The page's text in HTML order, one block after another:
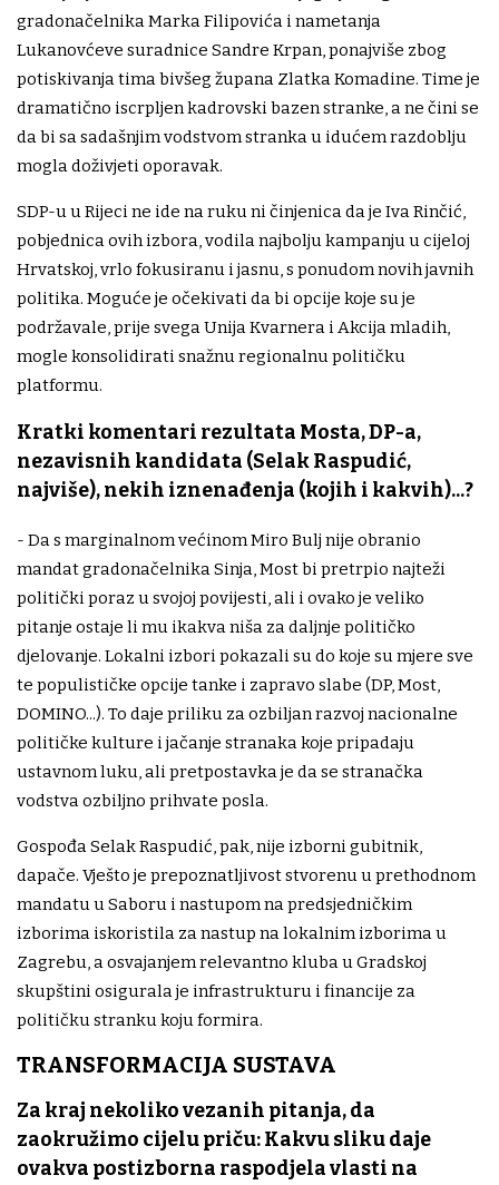
gradonačelnika Marka Filipovića i nametanja
Lukanovćeve suradnice Sandre Krpan, ponajviše zbog
potiskivanja tima bivšeg župana Zlatka Komadine. Time je
dramatično iscrpljen kadrovski bazen stranke, a ne čini se
da bi sa sadašnjim vodstvom stranka u idućem razdoblju
mogla doživjeti oporavak.
SDP-u u Rijeci ne ide na ruku ni činjenica da je Iva Rinčić,
pobjednica ovih izbora, vodila najbolju kampanju u cijeloj
Hrvatskoj, vrlo fokusiranu i jasnu, s ponudom novih javnih
politika. Moguće je očekivati da bi opcije koje su je
podržavale, prije svega Unija Kvarnera i Akcija mladih,
mogle konsolidirati snažnu regionalnu političku
platformu.
Kratki komentari rezultata Mosta, DP-a,
nezavisnih kandidata (Selak Raspudić,
najviše), nekih iznenađenja (kojih i kakvih)...?
- Da s marginalnom većinom Miro Bulj nije obranio
mandat gradonačelnika Sinja, Most bi pretrpio najteži
politički poraz u svojoj povijesti, ali i ovako je veliko
pitanje ostaje li mu ikakva niša za daljnje političko
djelovanje. Lokalni izbori pokazali su do koje su mjere sve
te populističke opcije tanke i zapravo slabe (DP, Most,
DOMINO...). To daje priliku za ozbiljan razvoj nacionalne
političke kulture i jačanje stranaka koje pripadaju
ustavnom luku, ali pretpostavka je da se stranačka
vodstva ozbiljno prihvate posla.
Gospođa Selak Raspudić, pak, nije izborni gubitnik,
dapače. Vješto je prepoznatljivost stvorenu u prethodnom
mandatu u Saboru i nastupom na predsjedničkim
izborima iskoristila za nastup na lokalnim izborima u
Zagrebu, a osvajanjem relevantno kluba u Gradskoj
skupštini osigurala je infrastrukturu i financije za
političku stranku koju formira.
TRANSFORMACIJA SUSTAVA
Za kraj nekoliko vezanih pitanja, da
zaokružimo cijelu priču: Kakvu sliku daje
ovakva postizborna raspodjela vlasti na